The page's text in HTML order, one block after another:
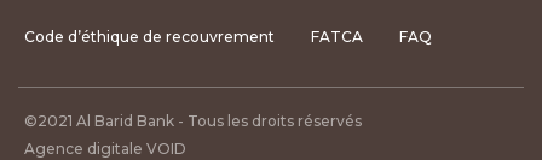
Code d’éthique de recouvrement FATCA FAQ
©2021 Al Barid Bank - Tous les droits réservés
Agence digitale VOID